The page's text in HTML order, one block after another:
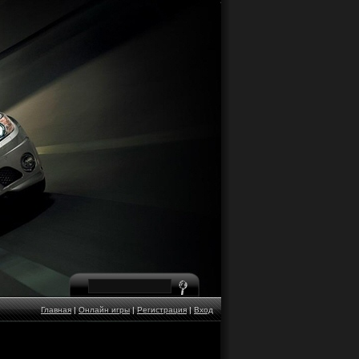
Главная|Онлайн игры|Регистрация|Вход